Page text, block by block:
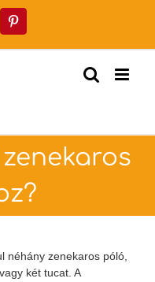
Pinterest
néhány zenekaros póló,
két tucat. A